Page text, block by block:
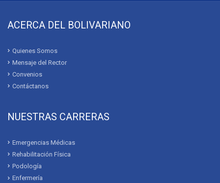
ACERCA DEL BOLIVARIANO
Quienes Somos
Mensaje del Rector
Convenios
Contáctanos
NUESTRAS CARRERAS
Emergencias Médicas
Rehabilitación Física
Podología
Enfermería